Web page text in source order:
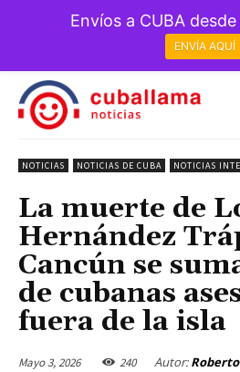
NOTICIAS NOTICIAS DE CUBA NOTICIAS
La muerte de
Hernández
Cancún se
de cubanas
fuera de la isla
Mayo 3, 2026 240 Autor:
Envíos a CUBA
ENVÍA AQUÍ